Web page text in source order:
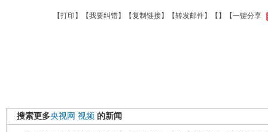
【打印 】【我要纠错】【复制链接】【转发邮件】【 】 【一键分享
搜索更多央视网 视频 的新闻